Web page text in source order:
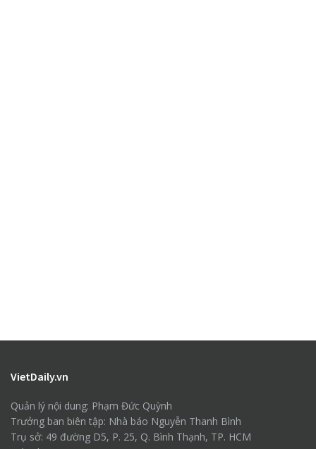
VietDaily.vn
Quản lý nội dung: Phạm Đức Quỳnh
Trưởng ban biên tập: Nhà báo Nguyễn Thanh Bình
Trụ sở: 49 đường D5, P. 25, Q. Bình Thạnh, TP. HCM